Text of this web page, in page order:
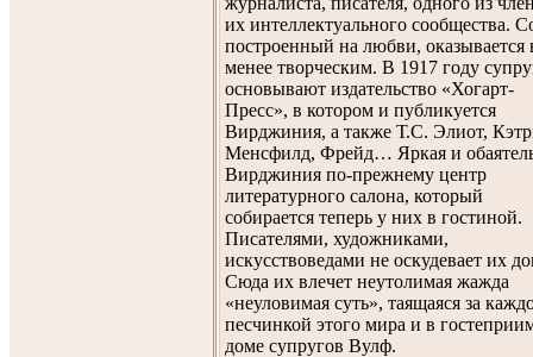
их интеллектуального сообщества.
построенный на любви, оказывается
менее творческим. В 1917 году
основывают издательство «Хогарт-
Пресс», в котором и публикуется
Вирджиния, а также Т.С. Элиот,
Менсфилд, Фрейд… Яркая и
Вирджиния по-прежнему центр
литературного салона, который
собирается теперь у них в гостиной.
Писателями, художниками,
искусствоведами не оскудевает их
Сюда их влечет неутолимая жажда
«неуловимая суть», таящаяся за
песчинкой этого мира и в
доме супругов Вулф.